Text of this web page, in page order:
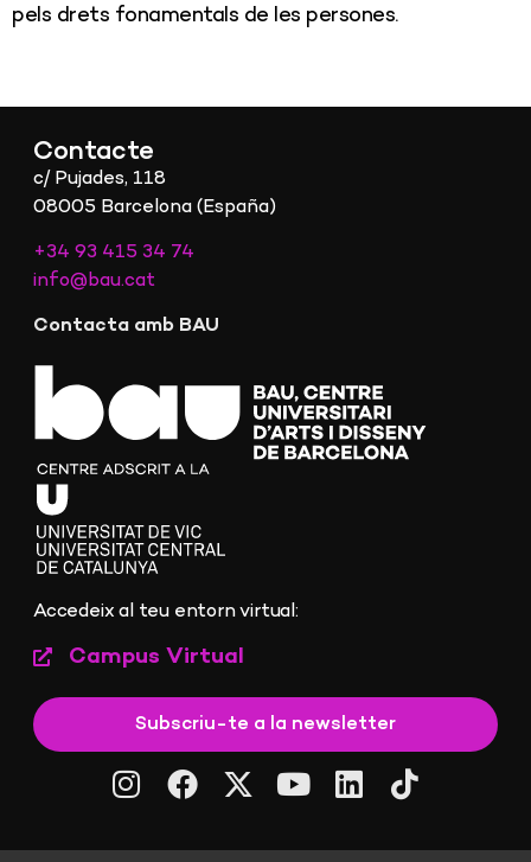
pels drets fonamentals de les persones.
Contacte
c/ Pujades, 118
08005 Barcelona (España)
+34 93 415 34 74
info@bau.cat
Contacta amb BAU
Accedeix al teu entorn virtual:
Campus Virtual
Subscriu-te a la newsletter